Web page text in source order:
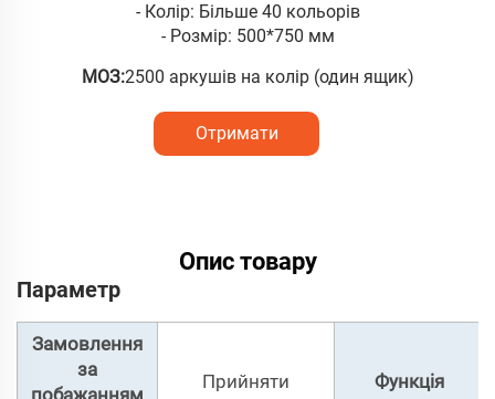
- Колір: Більше 40 кольорів
- Розмір: 500*750 мм
МОЗ:2500 аркушів на колір (один ящик)
Отримати
Опис товару
Параметр
Замовлення
за
Прийняти Функція